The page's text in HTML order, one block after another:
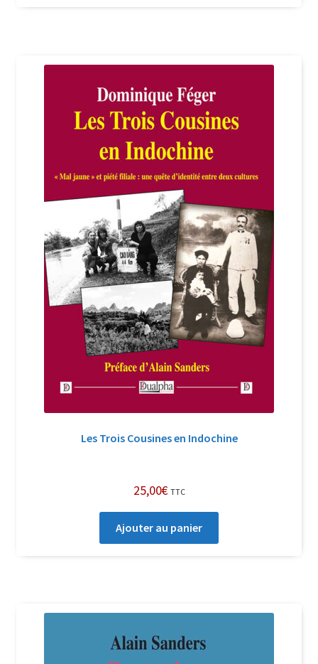
Les Trois Cousines en Indochine
25,00€ TTC
Ajouter au panier